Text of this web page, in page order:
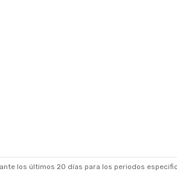
los últimos 20 días para los periodos